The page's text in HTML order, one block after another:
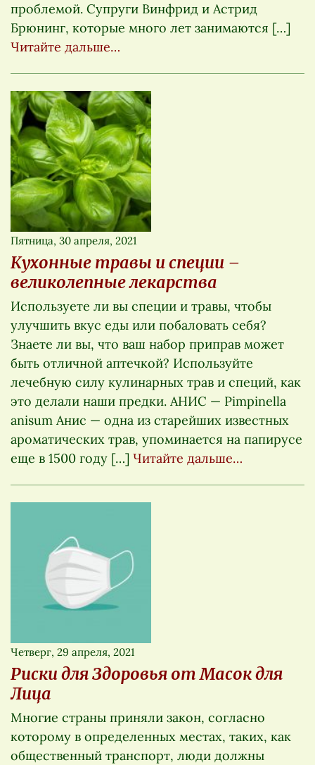
проблемой. Супруги Винфрид и Астрид
Брюнинг, которые много лет занимаются […]
Читайте дальше…
Пятница, 30 апреля, 2021
Кухонные травы и специи –
великолепные лекарства
Используете ли вы специи и травы, чтобы
улучшить вкус еды или побаловать себя?
Знаете ли вы, что ваш набор приправ может
быть отличной аптечкой? Используйте
лечебную силу кулинарных трав и специй, как
это делали наши предки. АНИС — Pimpinella
anisum Анис — одна из старейших известных
ароматических трав, упоминается на папирусе
еще в 1500 году […] Читайте дальше…
Четверг, 29 апреля, 2021
Риски для Здоровья от Масок для
Лица
Многие страны приняли закон, согласно
которому в определенных местах, таких, как
общественный транспорт, люди должны